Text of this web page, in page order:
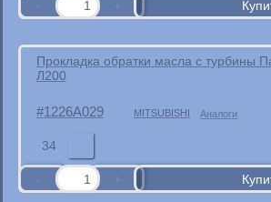
Прокладка обратки масла с турбины
Л200
1226A029 MITSUBISHI Аналоги
34